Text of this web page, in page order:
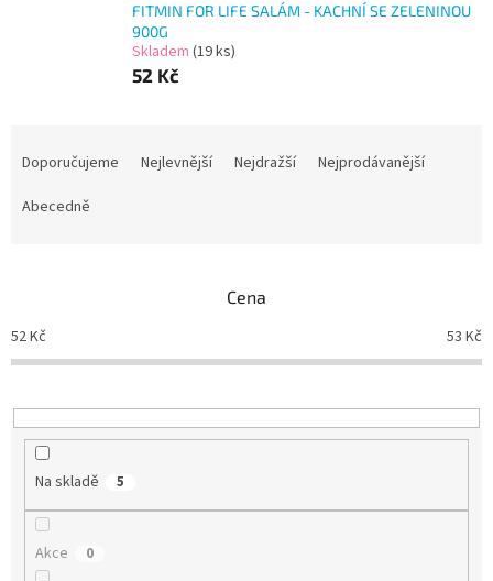
FITMIN FOR LIFE SALÁM - KACHNÍ SE ZELENINOU
900G
Skladem (19 ks)
52 Kč
o
d
k
t
Doporučujeme Nejlevnější Nejdražší
Nejprodávanější
Abecedně
Cena
52Kč 53 Kč
Na skladě 5
Akce 0